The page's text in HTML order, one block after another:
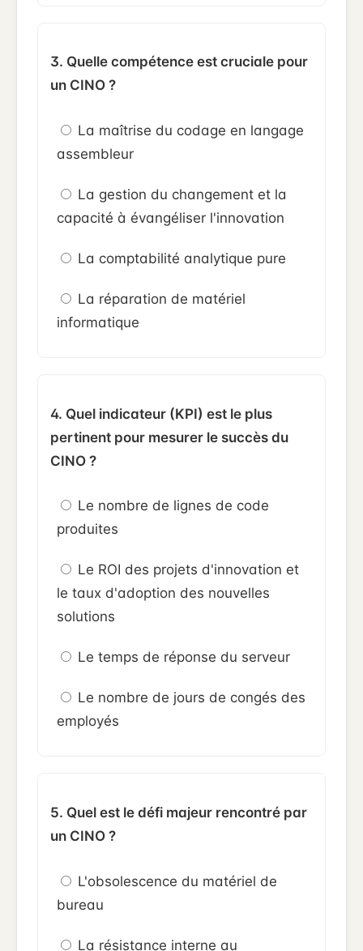
3. Quelle compétence est cruciale pour
un CINO ?
La maîtrise du codage en langage
assembleur
La gestion du changement et la
capacité à évangéliser l'innovation
La comptabilité analytique pure
La réparation de matériel
informatique
4. Quel indicateur (KPI) est le plus
pertinent pour mesurer le succès du
CINO ?
Le nombre de lignes de code
produites
Le ROI des projets d'innovation et
le taux d'adoption des nouvelles
solutions
Le temps de réponse du serveur
Le nombre de jours de congés des
employés
5. Quel est le défi majeur rencontré par
un CINO ?
L'obsolescence du matériel de
bureau
La résistance interne au